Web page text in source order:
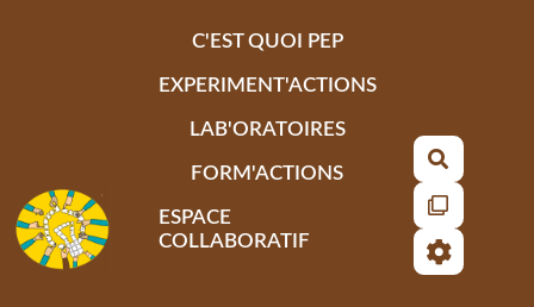
C'EST QUOI PEP
EXPERIMENT'ACTIONS
LAB'ORATOIRES
FORM'ACTIONS
ESPACE
COLLABORATIF